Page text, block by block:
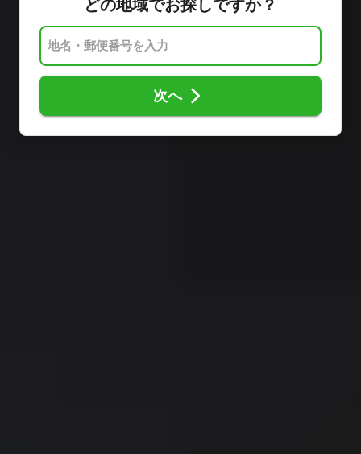
どの地域でお探しですか？
次へ